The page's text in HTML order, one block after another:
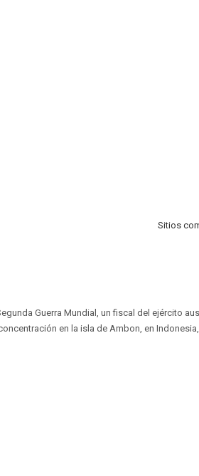
Sitios
Guerra Mundial, un fiscal del ejército
en la isla de Ambon, en